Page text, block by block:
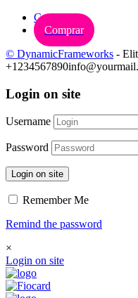
Carrinho
Comprar
© DynamicFrameworks -
+1234567890
Login on site
Username
Password
Login on site
Remember Me
Remind the password
×
Login on site